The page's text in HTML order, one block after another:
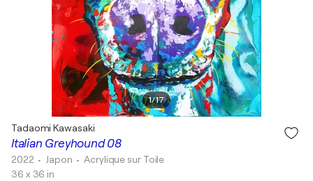
1/17
Italian Greyhound 08
Tadaomi Kawasaki
2022 • Japon •Acrylique sur Toile
36 x 36 in